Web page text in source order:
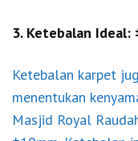
3. Ketebalan Ideal:
Ketebalan karpet
menentukan
Masjid Royal